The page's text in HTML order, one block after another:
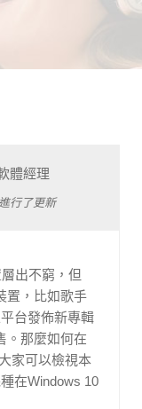
體經理
進行了更新
出不窮，但
置，比如歌手
台發佈新專輯
。那麼如何在
家可以檢視本
在Windows 10